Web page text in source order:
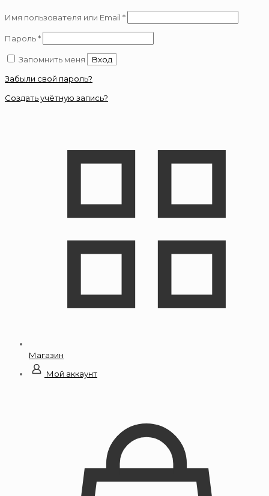
Имя пользователя или Email *Обязательно
Пароль*Обязательно
Запомнить меня
Вход
Забыли свой пароль?
Создать учётную запись?
Магазин
Мой аккаунт